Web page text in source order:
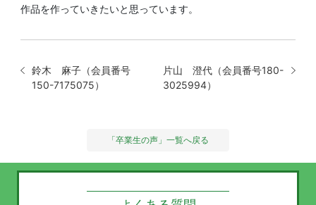
作品を作っていきたいと思っています。
鈴木 麻子（会員番号
150-7175075）
片山 澄代（会員番号180-
3025994）
「卒業生の声」一覧へ戻る